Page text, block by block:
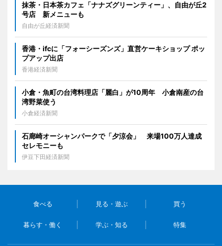
抹茶・日本茶カフェ「ナナズグリーンティー」、自由が丘2
号店 新メニューも
自由が丘経済新聞
香港・ifcに「フォーシーズンズ」直営ケーキショップ ポッ
プアップ出店
香港経済新聞
小倉・魚町の台湾料理店「麗白」が10周年 小倉南産の台
湾野菜使う
小倉経済新聞
石廊崎オーシャンパークで「夕涼会」 来場100万人達成
セレモニーも
伊豆下田経済新聞
食べる 見る・遊ぶ 買う
暮らす・働く 学ぶ・知る 特集